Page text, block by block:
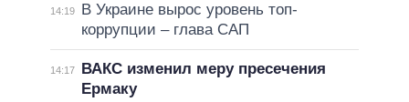
14:19
В Украине вырос уровень топ-
коррупции – глава САП
14:17
ВАКС изменил меру пресечения
Ермаку